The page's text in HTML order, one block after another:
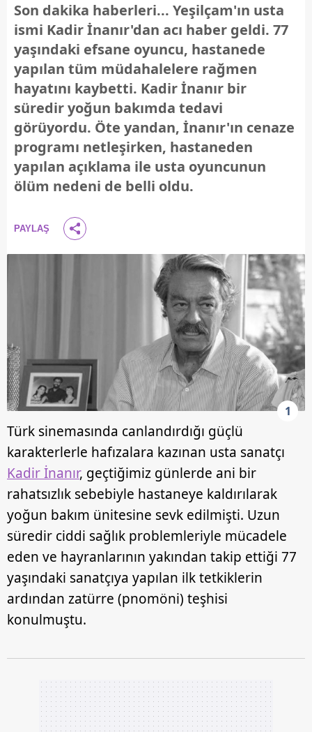
Son dakika haberleri... Yeşilçam'ın usta
ismi Kadir İnanır'dan acı haber geldi. 77
yaşındaki efsane oyuncu, hastanede
yapılan tüm müdahalelere rağmen
hayatını kaybetti. Kadir İnanır bir
süredir yoğun bakımda tedavi
görüyordu. Öte yandan, İnanır'ın cenaze
programı netleşirken, hastaneden
yapılan açıklama ile usta oyuncunun
ölüm nedeni de belli oldu.
PAYLAŞ
1
Türk sinemasında canlandırdığı güçlü
karakterlerle hafızalara kazınan usta sanatçı
Kadir İnanır, geçtiğimiz günlerde ani bir
rahatsızlık sebebiyle hastaneye kaldırılarak
yoğun bakım ünitesine sevk edilmişti. Uzun
süredir ciddi sağlık problemleriyle mücadele
eden ve hayranlarının yakından takip ettiği 77
yaşındaki sanatçıya yapılan ilk tetkiklerin
ardından zatürre (pnomöni) teşhisi
konulmuştu.